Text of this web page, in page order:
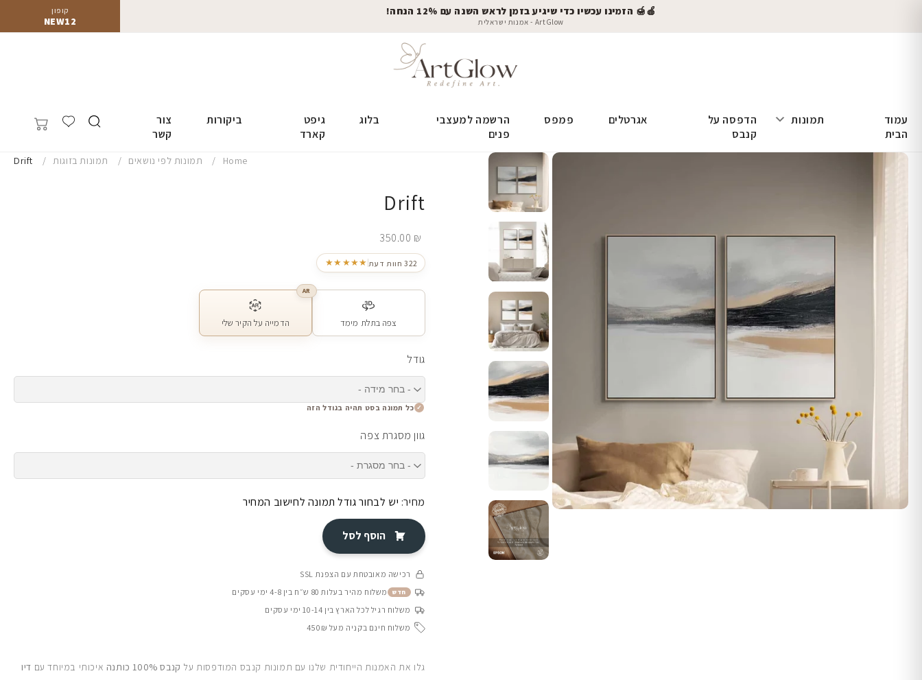
קופון
NEW12
🍎🍯 הזמינו עכשיו כדי שיגיע בזמן לראש השנה עם 12% הנחה!
ArtGlow - אמנות ישראלית
עמוד
הבית
תמונות
הדפסה על
קנבס
אגרטלים פמפס
הרשמה למעצבי
פנים
בלוג
גיפט
קארד
ביקורות
צור
קשר
Home תמונות לפי נושאים תמונות בזוגות Drift
Drift
350.00 ₪
★★★★★ 322 חוות דעת
צפה בתלת מימד
AR
הדמייה על הקיר שלי
גודל
כל תמונה בסט תהיה בגודל הזה
גוון מסגרת צפה
מחיר: יש לבחור גודל תמונה לחישוב המחיר
הוסף לסל
רכישה מאובטחת עם הצפנת SSL
חדש משלוח מהיר בעלות 80 ש״ח בין 4-8 ימי עסקים
משלוח רגיל לכל הארץ בין 10-14 ימי עסקים
משלוח חינם בקניה מעל 450₪
גלו את האמנות הייחודית שלנו עם תמונות קנבס המודפסות על קנבס 100% כותנה איכותי במיוחד עם דיו